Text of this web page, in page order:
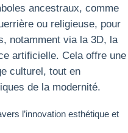
ancestraux, comme
ou religieuse, pour
notamment via la 3D, la
artificielle. Cela offre une
culturel, tout en
de la modernité.
l’innovation esthétique et